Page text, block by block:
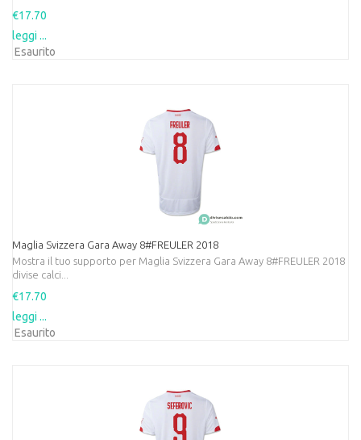
€17.70
leggi ...
Esaurito
Maglia Svizzera Gara Away 8#FREULER 2018
Mostra il tuo supporto per Maglia Svizzera Gara Away 8#FREULER 2018
divise calci...
€17.70
leggi ...
Esaurito